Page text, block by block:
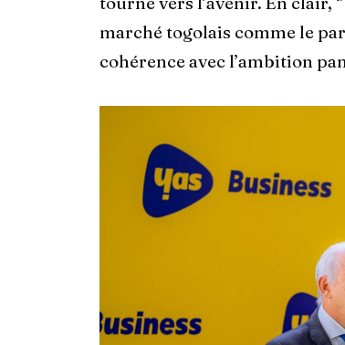
marché togolais comme le
cohérence avec l’ambition